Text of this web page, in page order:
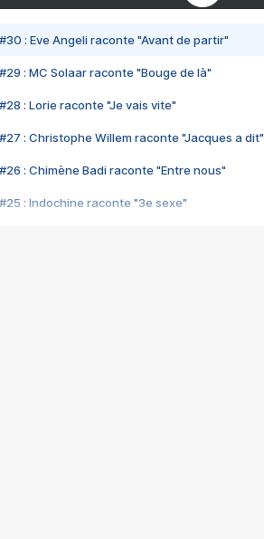
#30 : Eve Angeli raconte "Avant de partir"
#29 : MC Solaar raconte "Bouge de là"
#28 : Lorie raconte "Je vais vite"
#27 : Christophe Willem raconte "Jacques a dit"
#26 : Chimène Badi raconte "Entre nous"
#25 : Indochine raconte "3e sexe"